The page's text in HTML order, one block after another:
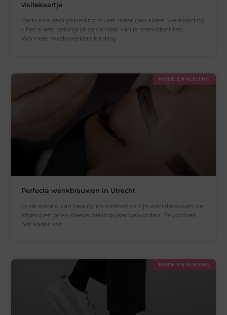
visitekaartje
Bedrukte bedrijfskleding is veel meer dan alleen werkkleding
– het is een belangrijk onderdeel van je merkidentiteit.
Wanneer medewerkers kleding
MODE EN KLEDING
Perfecte wenkbrauwen in Utrecht
In de wereld van beauty en cosmetica zijn wenkbrauwen de
afgelopen jaren steeds belangrijker geworden. Ze vormen
het kader van
MODE EN KLEDING